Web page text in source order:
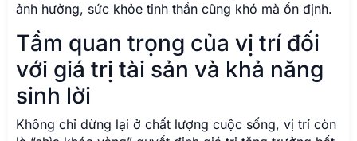
ảnh hưởng, sức khỏe tinh thần cũng khó mà ổn định.
Tầm quan trọng của vị trí đối
với giá trị tài sản và khả năng
sinh lời
Không chỉ dừng lại ở chất lượng cuộc sống, vị trí còn